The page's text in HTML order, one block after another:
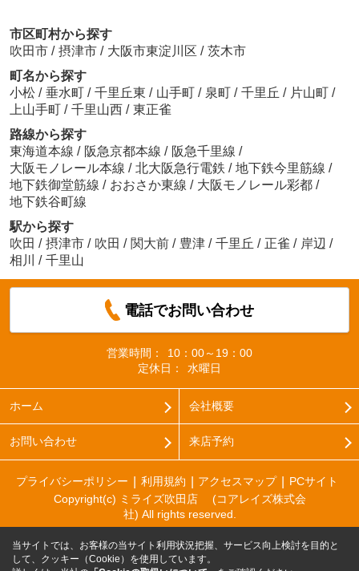
市区町村から探す
吹田市 / 摂津市 / 大阪市東淀川区 / 茨木市
町名から探す
小松 / 垂水町 / 千里丘東 / 山手町 / 泉町 / 千里丘 / 片山町 /
上山手町 / 千里山西 / 東正雀
路線から探す
東海道本線 / 阪急京都本線 / 阪急千里線 /
大阪モノレール本線 / 北大阪急行電鉄 / 地下鉄今里筋線 /
地下鉄御堂筋線 / おおさか東線 / 大阪モノレール彩都 /
地下鉄谷町線
駅から探す
吹田 / 摂津市 / 吹田 / 関大前 / 豊津 / 千里丘 / 正雀 / 岸辺 /
相川
/ 千里山
電話でお問い合わせ
営業時間：
10：00～19：00
定休日：
水曜日
ホーム 会社概要
お問い合わせ 来店予約
プライバシーポリシー 利用規約 アクセスマップ
PCサイト
Copyright(c) ミライズ吹田店 (コアレイズ株式会
社) All rights reserved.
当サイトでは、お客様の当サイト利用状況把握、サービス向上検討を目的と
して、クッキー（Cookie）を使用しています。